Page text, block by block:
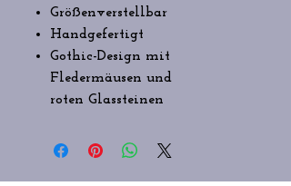
Größenverstellbar
Handgefertigt
Gothic-Design mit
Fledermäusen und
roten Glassteinen